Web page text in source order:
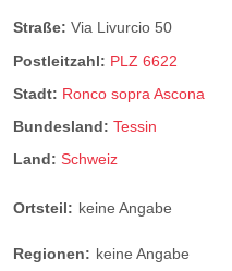
Straße: Via Livurcio 50
Postleitzahl: PLZ 6622
Stadt: Ronco sopra Ascona
Bundesland: Tessin
Land: Schweiz
Ortsteil: keine Angabe
Regionen: keine Angabe